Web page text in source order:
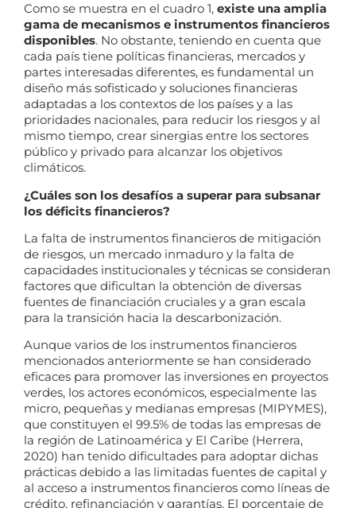
Como se muestra en el cuadro 1, existe una amplia
gama de mecanismos e instrumentos financieros
disponibles. No obstante, teniendo en cuenta que
cada país tiene políticas financieras, mercados y
partes interesadas diferentes, es fundamental un
diseño más sofisticado y soluciones financieras
adaptadas a los contextos de los países y a las
prioridades nacionales, para reducir los riesgos y al
mismo tiempo, crear sinergias entre los sectores
público y privado para alcanzar los objetivos
climáticos.
¿Cuáles son los desafíos a superar para subsanar
los déficits financieros?
La falta de instrumentos financieros de mitigación
de riesgos, un mercado inmaduro y la falta de
capacidades institucionales y técnicas se consideran
factores que dificultan la obtención de diversas
fuentes de financiación cruciales y a gran escala
para la transición hacia la descarbonización.
Aunque varios de los instrumentos financieros
mencionados anteriormente se han considerado
eficaces para promover las inversiones en proyectos
verdes, los actores económicos, especialmente las
micro, pequeñas y medianas empresas (MIPYMES),
que constituyen el 99.5% de todas las empresas de
la región de Latinoamérica y El Caribe (Herrera,
2020) han tenido dificultades para adoptar dichas
prácticas debido a las limitadas fuentes de capital y
al acceso a instrumentos financieros como líneas de
crédito, refinanciación y garantías. El porcentaje de